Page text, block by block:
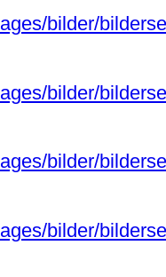
bilder/
bilder/
bilder/
bilder/